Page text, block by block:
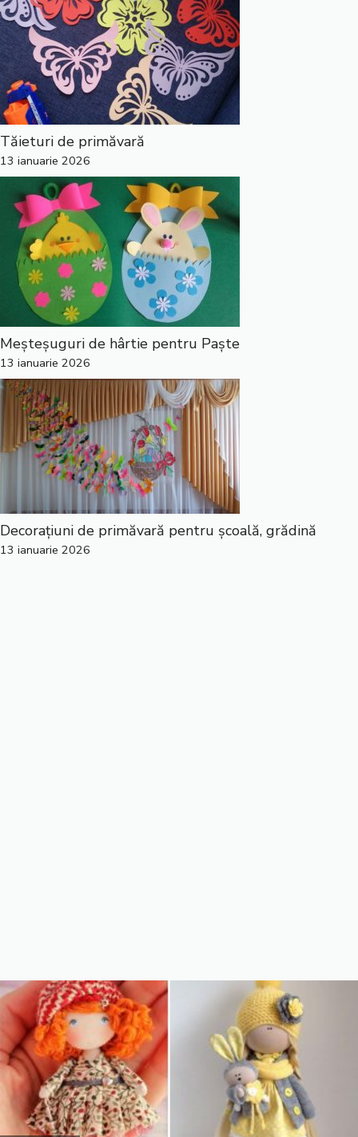
Tăieturi de primăvară
13 ianuarie 2026
Meșteșuguri de hârtie pentru Paște
13 ianuarie 2026
Decorațiuni de primăvară pentru școală, grădină
13 ianuarie 2026